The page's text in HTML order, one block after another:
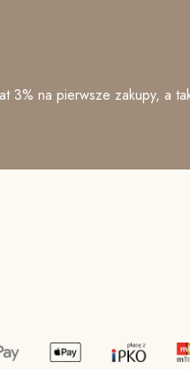
3% na pierwsze zakupy, a